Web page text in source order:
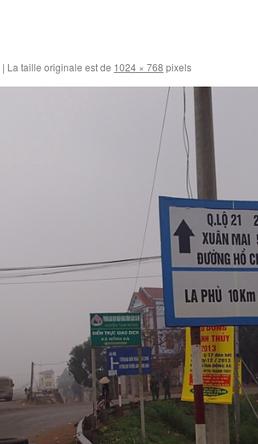
| La taille originale est de 1024 × 768 pixels